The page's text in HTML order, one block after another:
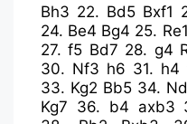
Bh3 22. Bd5 Bxf1
24. Be4 Bg4 25. Re1
27.f5 Bd7 28. g4
30. Nf3 h6 31. h4
33. Kg2 Bb5 34.
Kg7 36. b4 axb3